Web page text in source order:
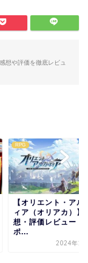
想や評価を徹底レビュ
アプリ
『BALL x PIT』は
に面白い？実際に攻
てみた感想や評...